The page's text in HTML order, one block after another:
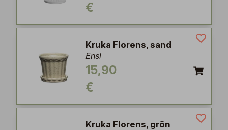
€
Kruka Florens, sand
Ensi
15,90
€
Kruka Florens, grön